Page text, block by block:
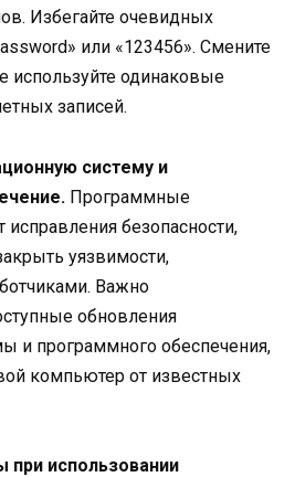
Избегайте очевидных
или «123456». Смените
используйте одинаковые
записей.
систему и
Программные
безопасности,
уязвимости,
Важно
обновления
и программного обеспечения,
компьютер от известных
при использовании